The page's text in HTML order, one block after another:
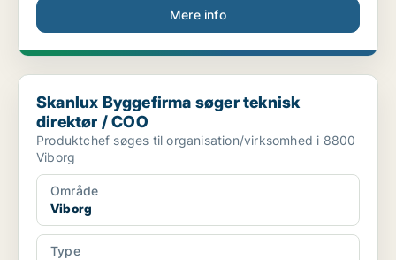
Mere info
Skanlux Byggefirma søger teknisk direktør / COO
Skanlux Byggefirma søger teknisk
direktør / COO
Produktchef søges til organisation/virksomhed i 8800
Viborg
Område
Viborg
Type